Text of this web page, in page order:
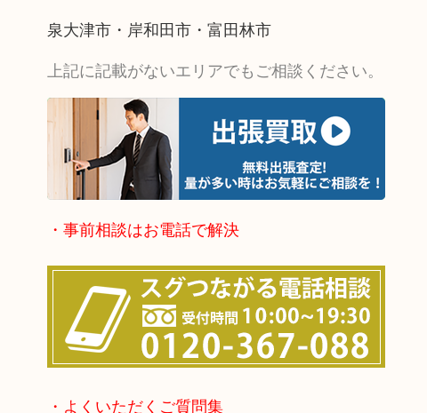
泉大津市・岸和田市・富田林市
上記に記載がないエリアでもご相談ください。
・事前相談はお電話で解決
・よくいただくご質問集